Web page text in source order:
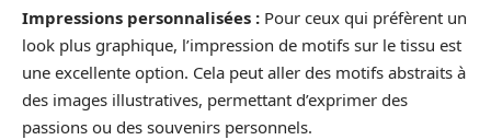
Impressions personnalisées : Pour ceux qui préfèrent un
look plus graphique, l’impression de motifs sur le tissu est
une excellente option. Cela peut aller des motifs abstraits à
des images illustratives, permettant d’exprimer des
passions ou des souvenirs personnels.